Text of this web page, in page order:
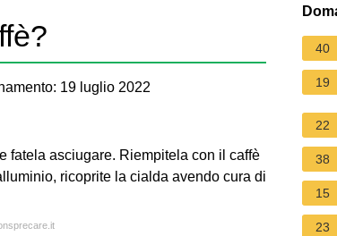
19 luglio 2022
fatela asciugare. Riempitela con il caffè
ricoprite la cialda avendo cura di
40
19
22
38
15
23